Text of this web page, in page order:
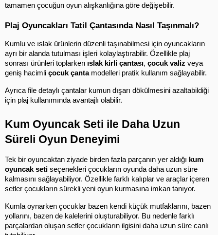
tamamen çocuğun oyun alışkanlığına göre değişebilir.
Plaj Oyuncakları Tatil Çantasında Nasıl Taşınmalı?
Kumlu ve ıslak ürünlerin düzenli taşınabilmesi için oyuncakların
ayrı bir alanda tutulması işleri kolaylaştırabilir. Özellikle plaj
sonrası ürünleri toplarken ıslak kirli çantası, çocuk valiz veya
geniş hacimli çocuk çanta modelleri pratik kullanım sağlayabilir.
Ayrıca file detaylı çantalar kumun dışarı dökülmesini azaltabildiği
için plaj kullanımında avantajlı olabilir.
Kum Oyuncak Seti ile Daha Uzun
Süreli Oyun Deneyimi
Tek bir oyuncaktan ziyade birden fazla parçanın yer aldığı kum
oyuncak seti seçenekleri çocukların oyunda daha uzun süre
kalmasını sağlayabiliyor. Özellikle farklı kalıplar ve araçlar içeren
setler çocukların sürekli yeni oyun kurmasına imkan tanıyor.
Kumla oynarken çocuklar bazen kendi küçük mutfaklarını, bazen
yollarını, bazen de kalelerini oluşturabiliyor. Bu nedenle farklı
parçalardan oluşan setler çocukların ilgisini daha uzun süre canlı